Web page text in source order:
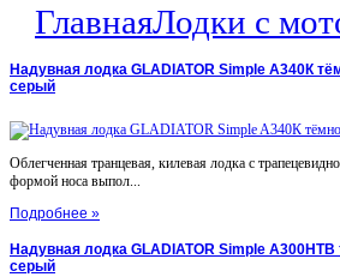
ГлавнаяЛодки с
Надувная лодка GLADIATOR Simple A340К
серый
Облегченная транцевая, килевая лодка с
формой носа выпол...
Подробнее »
Надувная лодка GLADIATOR Simple A300НТВ
серый